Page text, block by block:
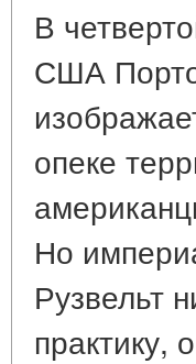
В
США
опеке
Но
Рузвельт
практику,